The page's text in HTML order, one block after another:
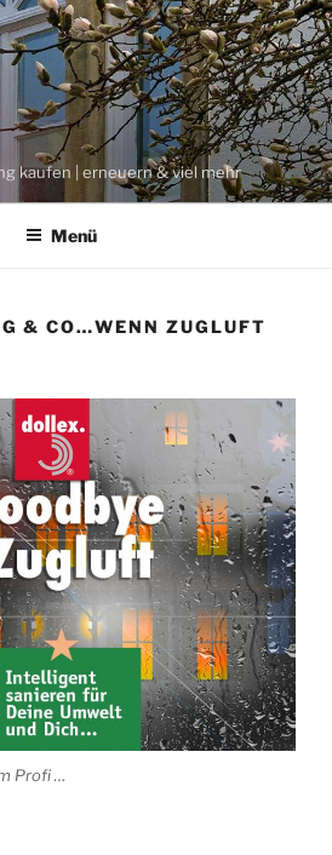
kaufen | erneuern & viel mehr
Menü
& CO…WENN ZUGLUFT
Profi …